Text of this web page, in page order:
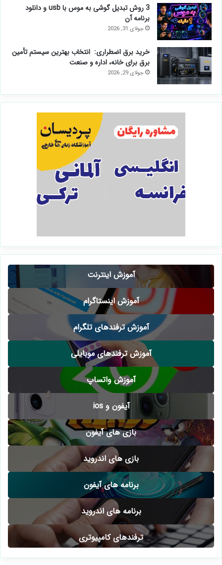
3 روش تبدیل گوشی به موس با usb و دانلود
برنامه آن
جولای 31, 2026
خرید برق اضطراری: انتخاب بهترین سیستم تأمین
برق برای خانه، اداره و صنعت
جولای 29, 2026
آموزش اینترنت
آموزش اینستاگرام
آموزش ترفندهای تلگرام
آموزش ترفندهای موبایلی
آموزش واتساپ
آیفون و ios
بازی های آیفون
بازی های اندروید
برنامه های آیفون
برنامه های اندروید
ترفندهای کامپیوتری